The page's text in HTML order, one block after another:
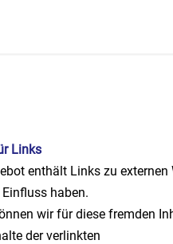
Links
enthält Links zu
haben.
wir für diese fremden
der verlinkten